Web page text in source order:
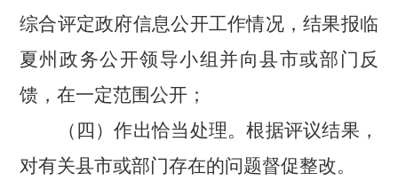
综合评定政府信息公开工作情况，结果报临
夏州政务公开领导小组并向县市或部门反
馈，在一定范围公开；
（四）作出恰当处理。根据评议结果，
对有关县市或部门存在的问题督促整改。